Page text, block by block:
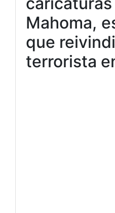
Mahoma,
que
terrorista